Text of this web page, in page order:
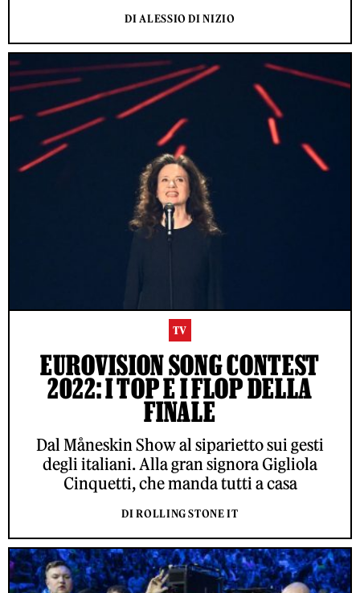
DI ALESSIO DI NIZIO
TV
EUROVISION SONG CONTEST
2022: I TOP E I FLOP DELLA
FINALE
Dal Måneskin Show al siparietto sui gesti
degli italiani. Alla gran signora Gigliola
Cinquetti, che manda tutti a casa
DI ROLLING STONE IT